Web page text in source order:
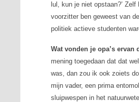
lul, kun je niet opstaan?’
voorzitter ben geweest van
politiek actieve studenten
Wat vonden je opa’s
mening toegedaan dat dat
was, dan zou ik ook zoiets
mijn vader, een prima
sluipwespen in het